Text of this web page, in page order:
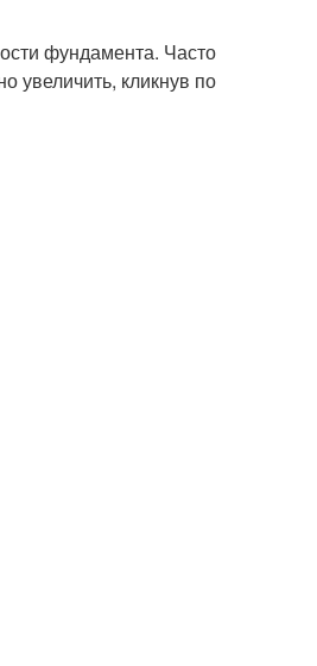
фундамента. Часто
увеличить, кликнув по